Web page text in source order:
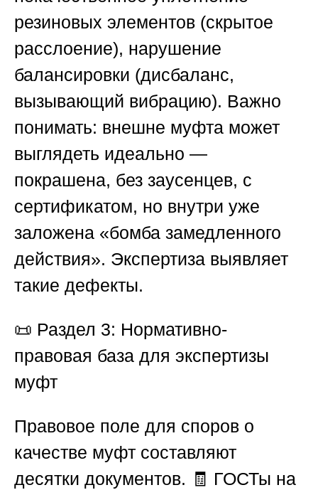
резиновых элементов (скрытое
расслоение), нарушение
балансировки (дисбаланс,
вызывающий вибрацию). Важно
понимать: внешне муфта может
выглядеть идеально —
покрашена, без заусенцев, с
сертификатом, но внутри уже
заложена «бомба замедленного
действия». Экспертиза выявляет
такие дефекты.
📜 Раздел 3: Нормативно-
правовая база для экспертизы
муфт
Правовое поле для споров о
качестве муфт составляют
десятки документов. 🧾 ГОСТы на